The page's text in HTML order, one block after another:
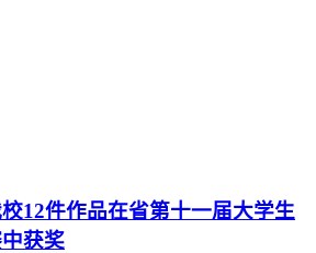
12件作品在省第十一届大学生
获奖